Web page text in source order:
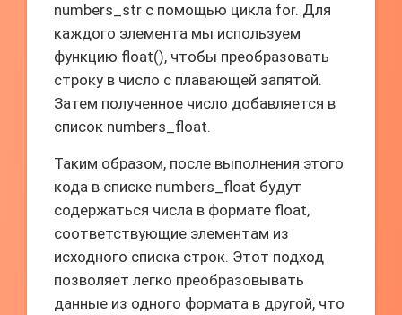
numbers_str с помощью цикла for. Для
каждого элемента мы используем
функцию float(), чтобы преобразовать
строку в число с плавающей запятой.
Затем полученное число добавляется в
список numbers_float.
Таким образом, после выполнения этого
кода в списке numbers_float будут
содержаться числа в формате float,
соответствующие элементам из
исходного списка строк. Этот подход
позволяет легко преобразовывать
данные из одного формата в другой, что